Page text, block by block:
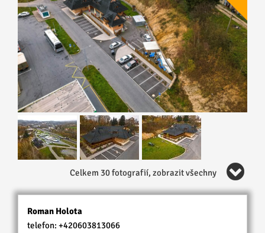
Celkem 30 fotografií, zobrazit všechny
Roman Holota
telefon: +420603813066